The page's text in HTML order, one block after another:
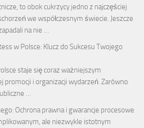
to obok cukrzycy jedno z najczęściej
we współczesnym świecie. Jeszcze
na nie …
w Polsce: Klucz do Sukcesu Twojego
staje się coraz ważniejszym
promocji i organizacji wydarzeń. Zarówno
…
Ochrona prawna i gwarancje procesowe
ale niezwykle istotnym